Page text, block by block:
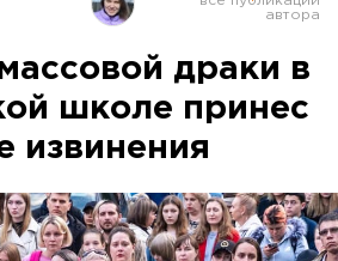
драки в
школе принес
извинения